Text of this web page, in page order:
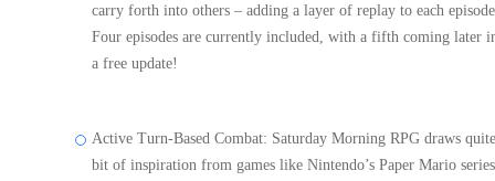
carry forth into others – adding a layer of replay to each
Four episodes are currently included, with a fifth coming later
a free update!
Active Turn-Based Combat: Saturday Morning RPG draws
bit of inspiration from games like Nintendo’s Paper Mario